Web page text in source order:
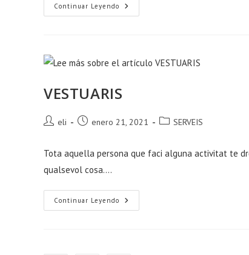
Continuar Leyendo ZONA
PICNIC
VESTUARIS
Autor
entrada:
eli
Publicación
entrada:
enero 21, 2021
Categoría
entrada:
SERVEIS
Tota aquella persona que faci alguna activitat te
qualsevol cosa.…
Continuar Leyendo VESTUARIS